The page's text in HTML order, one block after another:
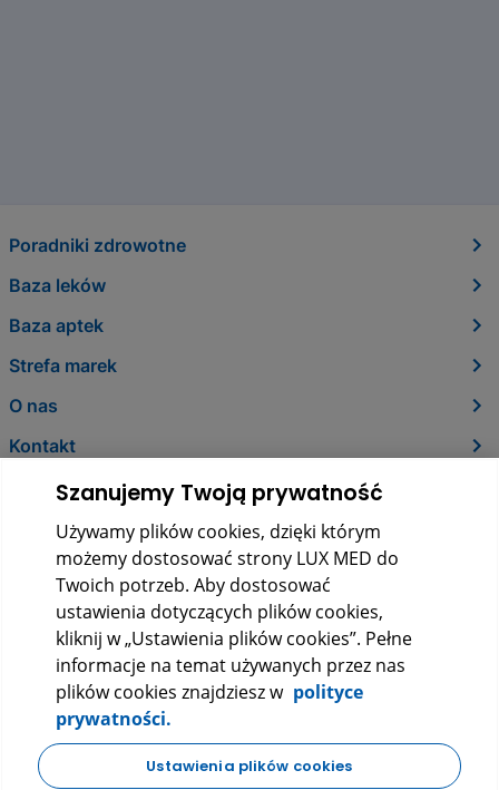
Poradniki zdrowotne
Baza leków
Baza aptek
Strefa marek
O nas
Kontakt
LUX MED Sp. z o.o.
ul. Szturmowa 2, 02-678 Warszawa
KRS: 0000265353
NIP: 5272523080
REGON: 140723603
Szanujemy Twoją prywatność
Używamy plików cookies, dzięki którym
możemy dostosować strony LUX MED do
Twoich potrzeb. Aby dostosować
ustawienia dotyczących plików cookies,
kliknij w „Ustawienia plików cookies”. Pełne
informacje na temat używanych przez nas
plików cookies znajdziesz w polityce
prywatności.
Ustawienia plików cookies